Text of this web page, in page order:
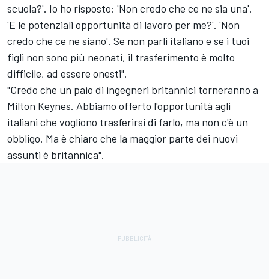
scuola?'. Io ho risposto: 'Non credo che ce ne sia una'.
'E le potenziali opportunità di lavoro per me?'. 'Non
credo che ce ne siano'. Se non parli italiano e se i tuoi
figli non sono più neonati, il trasferimento è molto
difficile, ad essere onesti".
"Credo che un paio di ingegneri britannici torneranno a
Milton Keynes. Abbiamo offerto l'opportunità agli
italiani che vogliono trasferirsi di farlo, ma non c'è un
obbligo. Ma è chiaro che la maggior parte dei nuovi
assunti è britannica".